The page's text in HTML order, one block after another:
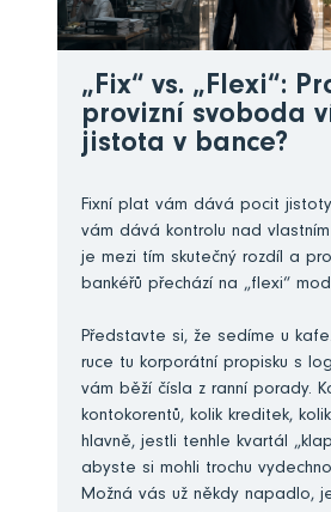
„Fix“ vs. „Flexi“:
provizní svoboda
jistota v bance?
Fixní plat vám dává pocit
vám dává kontrolu nad vlastním
je mezi tím skutečný rozdíl a
bankéřů přechází na „flexi“
Představte si, že sedíme u
ruce tu korporátní propisku s
vám běží čísla z ranní porady.
kontokorentů, kolik kreditek,
hlavně, jestli tenhle kvartál
abyste si mohli trochu
Možná vás už někdy napadlo,